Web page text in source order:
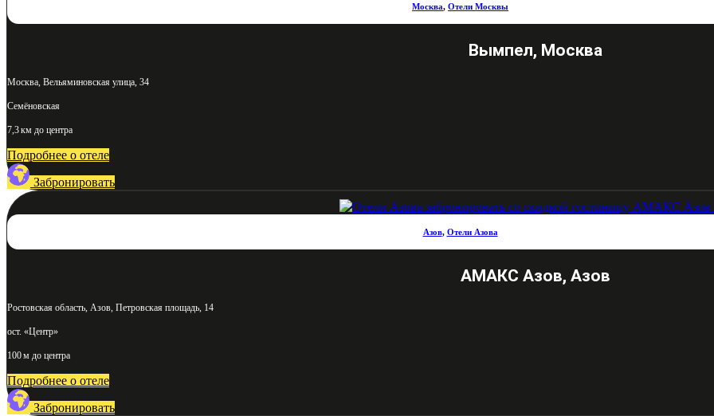
Москва,Отели Москвы
Вымпел, Москва
Москва, Вельяминовская улица, 34
Семёновская
7,3 км до центра
Подробнее о отеле
Забронировать
Азов, Отели Азова
АМАКС Азов, Азов
Ростовская область, Азов, Петровская площадь, 14
ост. «Центр»
100 м до центра
Подробнее о отеле
Забронировать